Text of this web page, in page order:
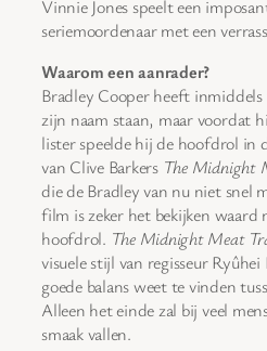
Vinnie Jones speelt een
seriemoordenaar met een
Waarom een aanrader?
Bradley Cooper heeft
zijn naam staan, maar voordat
lister speelde hij de hoofdrol in
van Clive Barkers The Midnight
die de Bradley van nu niet snel
film is zeker het bekijken waard
hoofdrol. The Midnight Meat
visuele stijl van regisseur
goede balans weet te vinden
Alleen het einde zal bij veel
smaak vallen.